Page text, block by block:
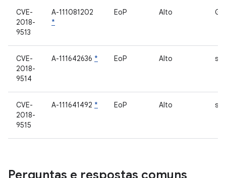
CVE-
2018-
9513
A-111081202
*
EoP Alto
CVE-
2018-
9514
A-111642636 * EoP Alto
CVE-
2018-
9515
A-111641492 * EoP Alto
Perguntas e respostas comuns